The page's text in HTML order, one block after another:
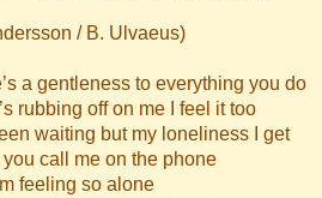
/ B. Ulvaeus)
a gentleness to everything you do
rubbing off on me I feel it too
waiting but my loneliness I get
call me on the phone
feeling so alone